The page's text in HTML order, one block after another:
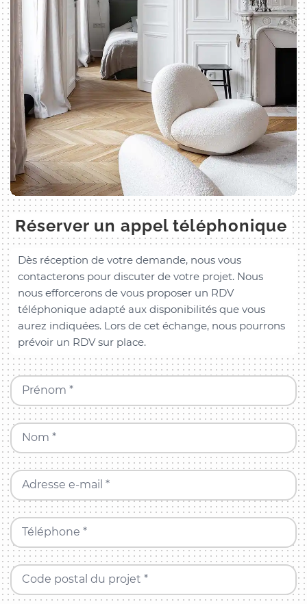
Réserver un appel téléphonique
Dès réception de votre demande, nous vous
contacterons pour discuter de votre projet. Nous
nous efforcerons de vous proposer un RDV
téléphonique adapté aux disponibilités que vous
aurez indiquées. Lors de cet échange, nous pourrons
prévoir un RDV sur place.
Prénom *
Nom *
Adresse e-mail *
Téléphone *
Code postal du projet *